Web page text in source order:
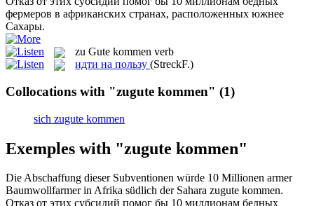
фермеров в африканских странах, расположенных южнее
Сахары.
zu Gute kommen verb
идти на пользу (StreckF.)
Collocations with "zugute kommen" (1)
sich zugute kommen
Exemples with "zugute kommen"
Die Abschaffung dieser Subventionen würde 10 Millionen armer
Baumwollfarmer in Afrika südlich der Sahara zugute kommen.
Отказ от этих субсидий помог бы 10 миллионам бедных